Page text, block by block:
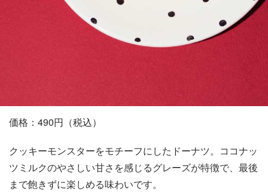
価格：490円（税込）
クッキーモンスターをモチーフにしたドーナツ。ココナッ
ツミルクのやさしい甘さを感じるグレーズが特徴で、最後
まで飽きずに楽しめる味わいです。